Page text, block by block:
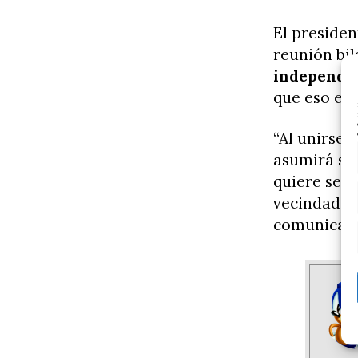
El
reunión
que eso es
“Al unirse
asumirá
quiere
vecindad
comunicado.